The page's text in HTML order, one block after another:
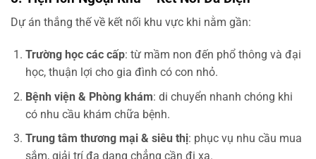
Dự án thắng thế về kết nối khu vực khi nằm gần:
Trường học các cấp: từ mầm non đến phổ thông và đại
học, thuận lợi cho gia đình có con nhỏ.
Bệnh viện & Phòng khám: di chuyển nhanh chóng khi
có nhu cầu khám chữa bệnh.
Trung tâm thương mại & siêu thị: phục vụ nhu cầu mua
sắm, giải trí đa dạng chẳng cần đi xa.